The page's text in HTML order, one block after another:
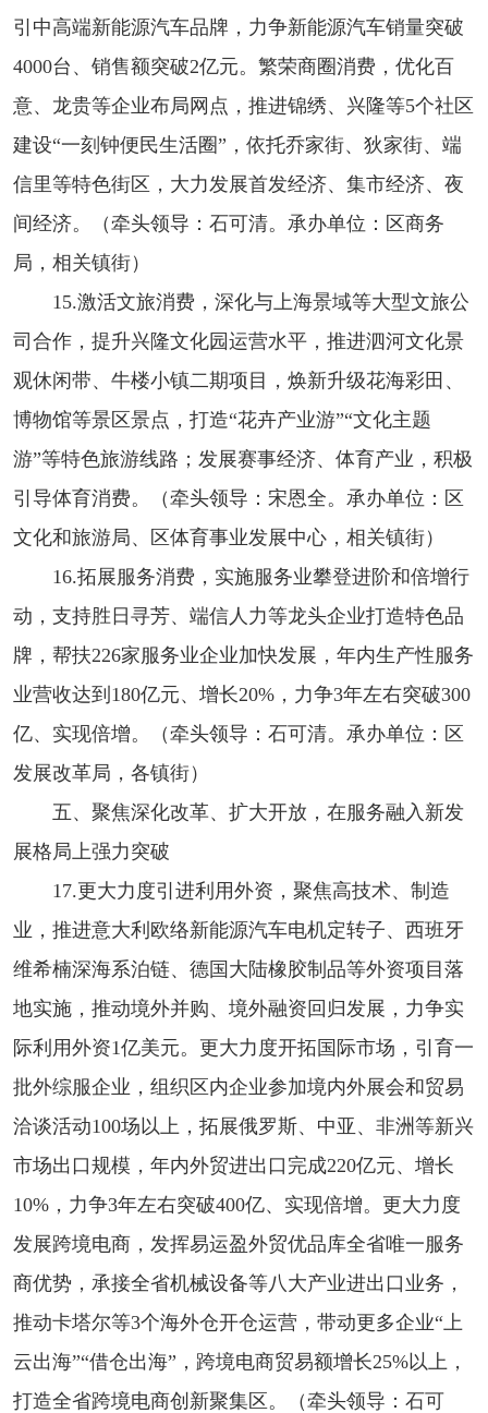
引中高端新能源汽车品牌，力争新能源汽车销量突破
4000台、销售额突破2亿元。繁荣商圈消费，优化百
意、龙贵等企业布局网点，推进锦绣、兴隆等5个社区
建设“一刻钟便民生活圈”，依托乔家街、狄家街、端
信里等特色街区，大力发展首发经济、集市经济、夜
间经济。（牵头领导：石可清。承办单位：区商务
局，相关镇街）
15.激活文旅消费，深化与上海景域等大型文旅公
司合作，提升兴隆文化园运营水平，推进泗河文化景
观休闲带、牛楼小镇二期项目，焕新升级花海彩田、
博物馆等景区景点，打造“花卉产业游”“文化主题
游”等特色旅游线路；发展赛事经济、体育产业，积极
引导体育消费。（牵头领导：宋恩全。承办单位：区
文化和旅游局、区体育事业发展中心，相关镇街）
16.拓展服务消费，实施服务业攀登进阶和倍增行
动，支持胜日寻芳、端信人力等龙头企业打造特色品
牌，帮扶226家服务业企业加快发展，年内生产性服务
业营收达到180亿元、增长20%，力争3年左右突破300
亿、实现倍增。（牵头领导：石可清。承办单位：区
发展改革局，各镇街）
五、聚焦深化改革、扩大开放，在服务融入新发
展格局上强力突破
17.更大力度引进利用外资，聚焦高技术、制造
业，推进意大利欧络新能源汽车电机定转子、西班牙
维希楠深海系泊链、德国大陆橡胶制品等外资项目落
地实施，推动境外并购、境外融资回归发展，力争实
际利用外资1亿美元。更大力度开拓国际市场，引育一
批外综服企业，组织区内企业参加境内外展会和贸易
洽谈活动100场以上，拓展俄罗斯、中亚、非洲等新兴
市场出口规模，年内外贸进出口完成220亿元、增长
10%，力争3年左右突破400亿、实现倍增。更大力度
发展跨境电商，发挥易运盈外贸优品库全省唯一服务
商优势，承接全省机械设备等八大产业进出口业务，
推动卡塔尔等3个海外仓开仓运营，带动更多企业“上
云出海”“借仓出海”，跨境电商贸易额增长25%以上，
打造全省跨境电商创新聚集区。（牵头领导：石可